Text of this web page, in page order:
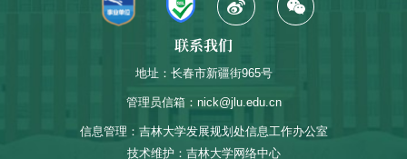
联系我们
地址：长春市新疆街965号
管理员信箱：nick@jlu.edu.cn
信息管理：吉林大学发展规划处信息工作办公室
技术维护：吉林大学网络中心